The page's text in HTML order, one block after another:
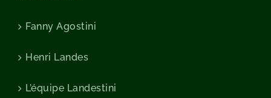
Fanny Agostini
Henri Landes
L’équipe Landestini